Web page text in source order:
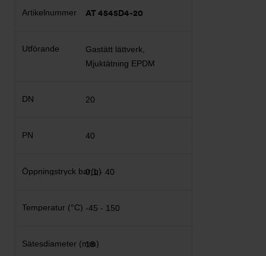
AT 4545D4-20
Gastätt lättverk,
Mjuktätning EPDM
20
40
0,1 - 40
-45 - 150
18